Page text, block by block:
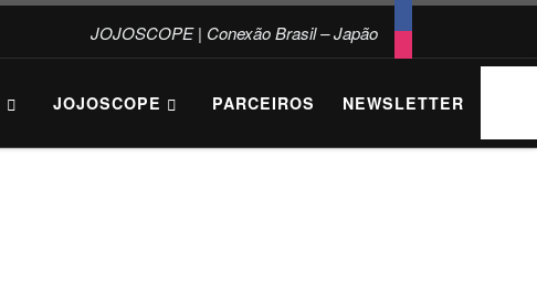
JOJOSCOPE | Conexão Brasil – Japão
JOJOSCOPE PARCEIROS NEWSLETTER